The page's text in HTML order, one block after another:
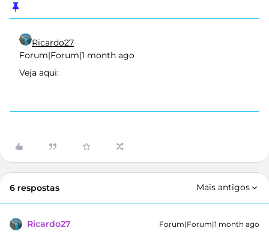
Ricardo27
Forum|Forum|1 month ago
Veja aqui:
6 respostas Mais antigos
Ricardo27 Forum|Forum|1 month ago